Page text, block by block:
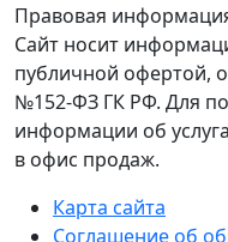
Правовая
Сайт носит
публичной офертой,
№152-ФЗ ГК РФ. Для
информации об
в офис продаж.
Карта сайта
Соглашение об